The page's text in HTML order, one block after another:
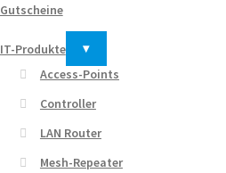
Gutscheine
IT-Produkte
▾
Access-Points
Controller
LAN Router
Mesh-Repeater